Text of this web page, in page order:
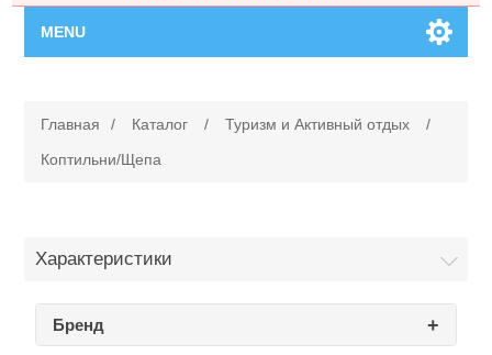
MENU
Каталог
Поиск
Главная / Каталог / Туризм и Активный отдых
/
Коптильни/Щепа
Характеристики
Бренд